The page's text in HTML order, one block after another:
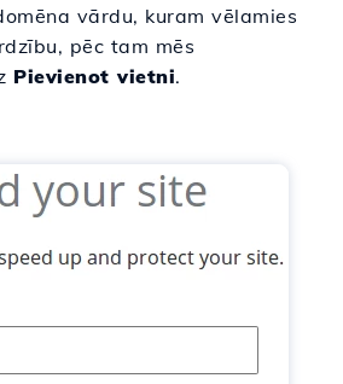
vārdu, kuram vēlamies
pēc tam mēs
Pievienot vietni.